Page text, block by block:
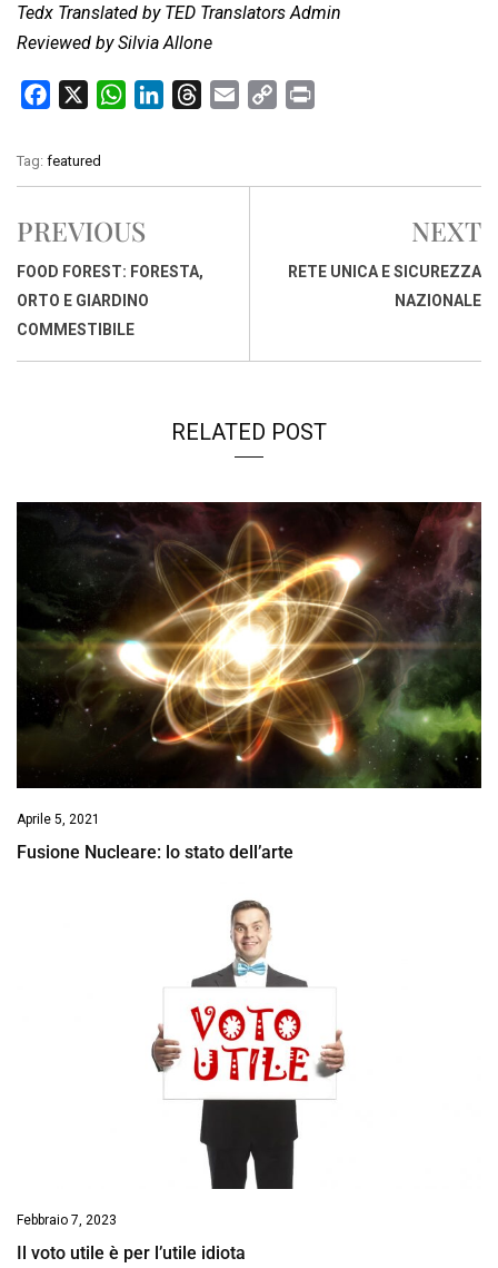
Tedx Translated by TED Translators Admin
Reviewed by Silvia Allone
c
e
o
o
k
W
t
A
p
p
k
I
e
i
y
n
Tag: featured
PREVIOUS
FOOD FOREST: FORESTA,
ORTO E GIARDINO
COMMESTIBILE
NEXT
RETE UNICA E SICUREZZA
NAZIONALE
RELATED POST
Aprile 5, 2021
Fusione Nucleare: lo stato dell’arte
Febbraio 7, 2023
Il voto utile è per l’utile idiota